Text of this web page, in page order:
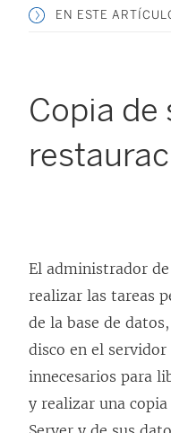
EN ESTE
Copia de
El administrador de
realizar las tareas
de la base de
disco en el
innecesarios para
y realizar una